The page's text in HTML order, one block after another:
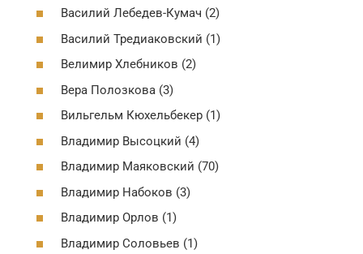
Василий Лебедев-Кумач (2)
Василий Тредиаковский (1)
Велимир Хлебников (2)
Вера Полозкова (3)
Вильгельм Кюхельбекер (1)
Владимир Высоцкий (4)
Владимир Маяковский (70)
Владимир Набоков (3)
Владимир Орлов (1)
Владимир Соловьев (1)